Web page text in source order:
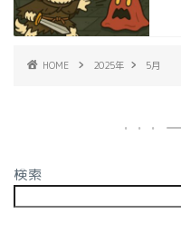
HOME 2025年 5月
検索